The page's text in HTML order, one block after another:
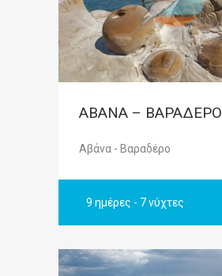
ΑΒΑΝΑ – ΒΑΡΑΔΕΡΟ
Αβάνα - Βαραδέρο
9 ημέρες - 7 νύχτες